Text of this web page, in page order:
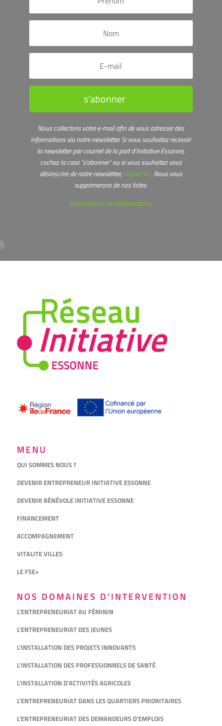
s'abonner
Nous collectons votre e-mail afin de vous adresser des
informations via notre newsletter.Si vous souhaitez recevoir
la newsletter par courriel de la part d’Initiative Essonne,
cochez la case "s'abonner" ou si vous souhaitez vous
désinscrire de notre newsletter,cliquez ici. Nous vous
supprimerons de nos listes.
Informations complémentaires
MENU
QUI SOMMES NOUS ?
DEVENIR ENTREPRENEUR INITIATIVE ESSONNE
DEVENIR BÉNÉVOLE INITIATIVE ESSONNE
FINANCEMENT
ACCOMPAGNEMENT
VITALITE VILLES
LE FSE+
NOS DOMAINES D’INTERVENTION
L’ENTREPRENEURIAT AU FÉMININ
L’ENTREPRENEURIAT DES JEUNES
L’INSTALLATION DES PROJETS INNOVANTS
L’INSTALLATION DES PROFESSIONNELS DE SANTÉ
L’INSTALLATION D’ACTIVITÉS AGRICOLES
L’ENTREPRENEURIAT DANS LES QUARTIERS PRIORITAIRES
L’ENTREPRENEURIAT DES DEMANDEURS D’EMPLOIS